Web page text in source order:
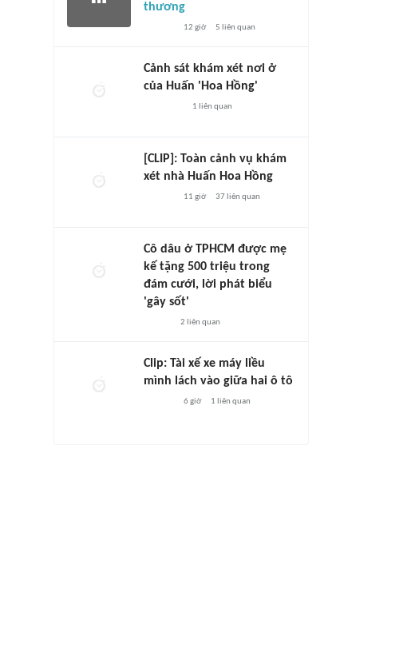
thương
12 giờ 5 liên quan
Cảnh sát khám xét nơi ở
của Huấn 'Hoa Hồng'
1 liên quan
[CLIP]: Toàn cảnh vụ khám
xét nhà Huấn Hoa Hồng
11 giờ 37liên quan
Cô dâu ở TPHCM được mẹ
kế tặng 500 triệu trong
đám cưới, lời phát biểu
'gây sốt'
2 liên quan
Clip: Tài xế xe máy liều
mình lách vào giữa hai ô tô
6 giờ 1 liên quan